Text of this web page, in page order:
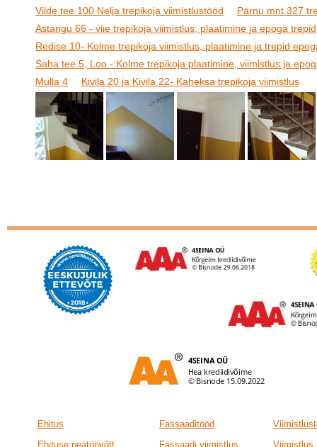
Vilde tee 100 Nelja trepikoja viimistlustööd
Pärnu mnt 327
Astangu 66 - viie trepikoja viimistlus, plaatimine ja epoga trepid
Redise 10- Kolme trepikoja viimistlus, plaatimine ja trepid
Saha tee 5, Loo - Kolme trepikoja plaatimine, viimistlus ja
Mulla 4
Kivila 20 ja Kivila 22- Kaheksa trepikoja viimistlus
Ehitus Fassaaditööd
Ehituse peatöövõtt
Fassaadi viimistlus
Viimistlus